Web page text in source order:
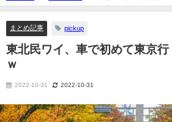
まとめ記事 pickup
東北民ワイ、車で初めて東京
ｗ
2022-10-31 2022-10-31